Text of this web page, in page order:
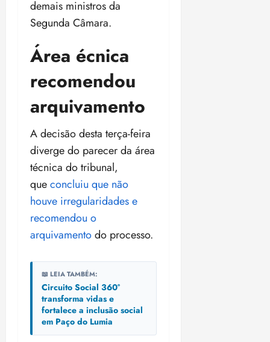
demais ministros da
Segunda Câmara.
Área écnica
recomendou
arquivamento
A decisão desta terça-feira
diverge do parecer da área
técnica do tribunal,
queconcluiu que não
houve irregularidades e
recomendou o
arquivamentodo processo.
📖 LEIA TAMBÉM:
Circuito Social 360°
transforma vidas e
fortalece a inclusão social
em Paço do Lumia